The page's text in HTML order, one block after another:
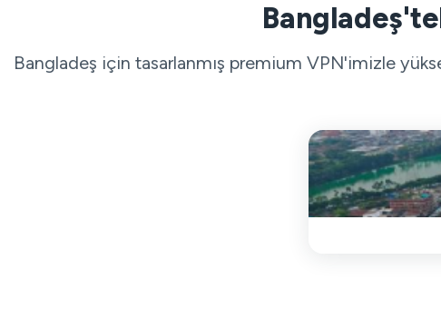
Bangladeş için tasarlanmış premium VPN'imizle